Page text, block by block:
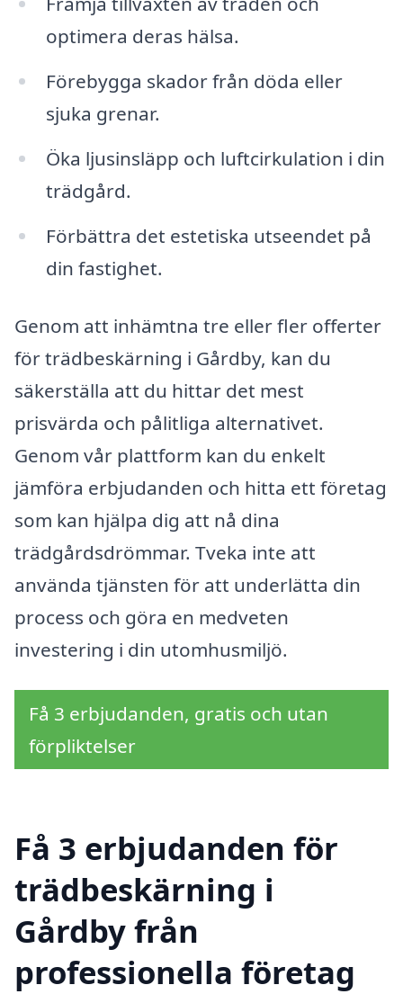
optimera deras hälsa.
Förebygga skador från döda eller
sjuka grenar.
Öka ljusinsläpp och luftcirkulation i din
trädgård.
Förbättra det estetiska utseendet på
din fastighet.
Genom att inhämtna tre eller fler offerter
för trädbeskärning i Gårdby, kan du
säkerställa att du hittar det mest
prisvärda och pålitliga alternativet.
Genom vår plattform kan du enkelt
jämföra erbjudanden och hitta ett företag
som kan hjälpa dig att nå dina
trädgårdsdrömmar. Tveka inte att
använda tjänsten för att underlätta din
process och göra en medveten
investering i din utomhusmiljö.
Få 3 erbjudanden, gratis och utan
förpliktelser
Få 3 erbjudanden för
trädbeskärning i
Gårdby från
professionella företag